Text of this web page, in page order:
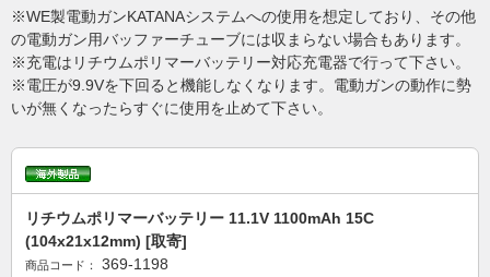
※WE製電動ガンKATANAシステムへの使用を想定しており、その他
の電動ガン用バッファーチューブには収まらない場合もあります。
※充電はリチウムポリマーバッテリー対応充電器で行って下さい。
※電圧が9.9Vを下回ると機能しなくなります。電動ガンの動作に勢
いが無くなったらすぐに使用を止めて下さい。
リチウムポリマーバッテリー 11.1V 1100mAh 15C
(104x21x12mm) [取寄]
商品コード： 369-1198